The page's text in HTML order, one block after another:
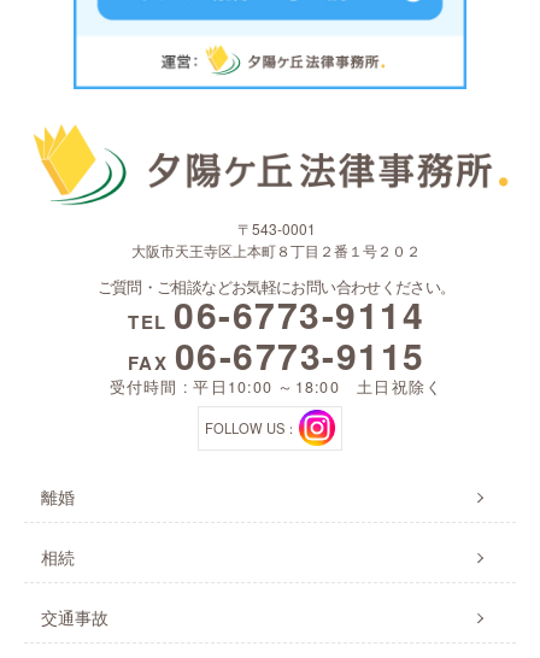
〒543-0001
大阪市天王寺区上本町８丁目２番１号２０２
ご質問・ご相談などお気軽にお問い合わせください。
TEL 06-6773-9114
FAX 06-6773-9115
受付時間 : 平日10:00 ～18:00 土日祝除く
FOLLOW US：
離婚
相続
交通事故